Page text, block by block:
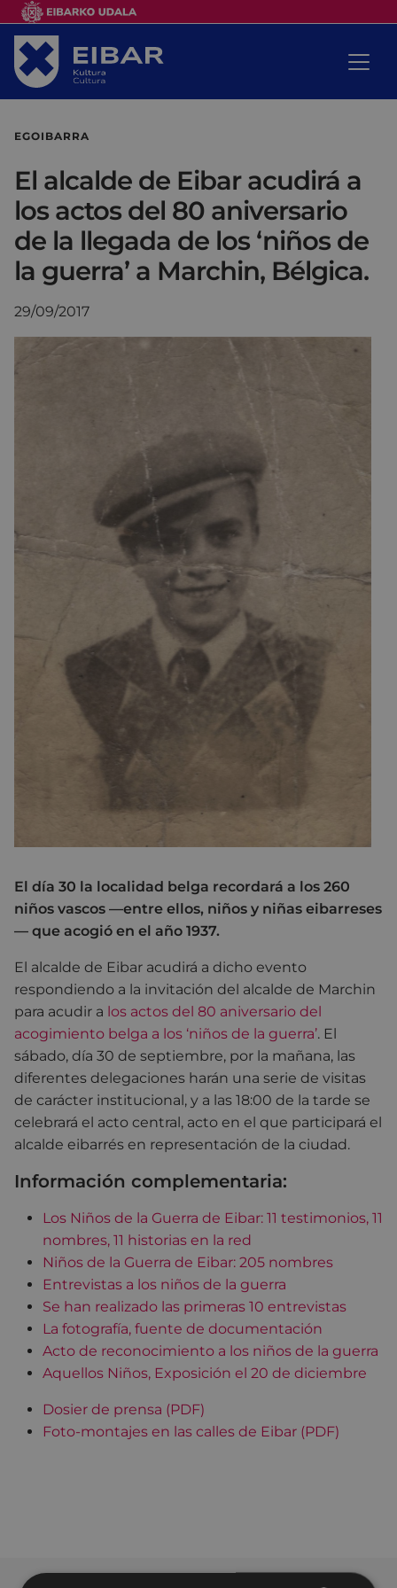
EGOIBARRA
El alcalde de Eibar acudirá a
los actos del 80 aniversario
de la llegada de los ‘niños de
la guerra’ a Marchin, Bélgica.
29/09/2017
El día 30 la localidad belga recordará a los 260
niños vascos —entre ellos, niños y niñas eibarreses
— que acogió en el año 1937.
El alcalde de Eibar acudirá a dicho evento
respondiendo a la invitación del alcalde de Marchin
para acudir a los actos del 80 aniversario del
acogimiento belga a los ‘niños de la guerra’. El
sábado, día 30 de septiembre, por la mañana, las
diferentes delegaciones harán una serie de visitas
de carácter institucional, y a las 18:00 de la tarde se
celebrará el acto central, acto en el que participará el
alcalde eibarrés en representación de la ciudad.
Información complementaria:
Los Niños de la Guerra de Eibar: 11 testimonios, 11
nombres, 11 historias en la red
Niños de la Guerra de Eibar: 205 nombres
Entrevistas a los niños de la guerra
Se han realizado las primeras 10 entrevistas
La fotografía, fuente de documentación
Acto de reconocimiento a los niños de la guerra
Aquellos Niños, Exposición el 20 de diciembre
Dosier de prensa (PDF)
Foto-montajes en las calles de Eibar (PDF)